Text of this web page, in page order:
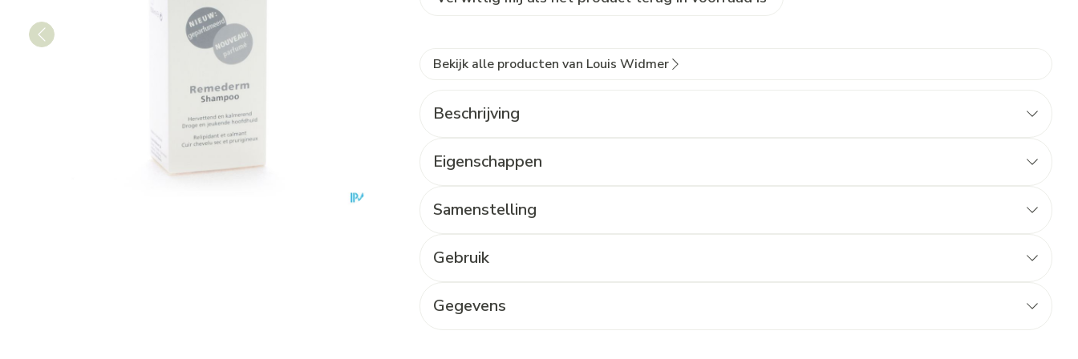
Bekijk alle producten van Louis Widmer
Beschrijving
Eigenschappen
Samenstelling
Gebruik
Gegevens